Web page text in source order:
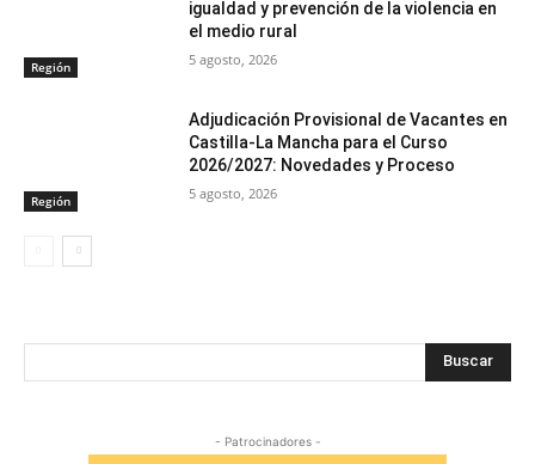
Región
igualdad y prevención de la violencia en
el medio rural
5 agosto, 2026
Región
Adjudicación Provisional de Vacantes en
Castilla-La Mancha para el Curso
2026/2027: Novedades y Proceso
5 agosto, 2026
Buscar
- Patrocinadores -